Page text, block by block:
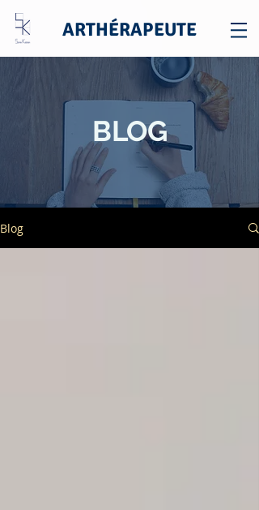
ARTHÉRAPEUTE
BLOG
Blog